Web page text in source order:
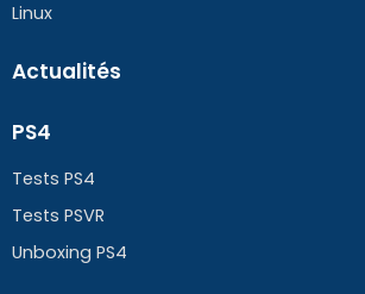
Linux
Actualités
PS4
Tests PS4
Tests PSVR
Unboxing PS4